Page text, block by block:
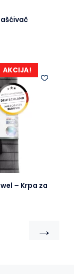
AKCIJA!
– Krpa za
→